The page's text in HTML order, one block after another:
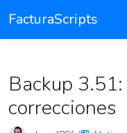
FacturaScripts
Backup
correcciones